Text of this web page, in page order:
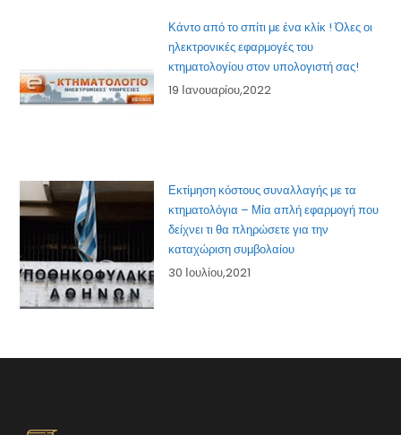
Κάντο από το σπίτι με ένα κλίκ ! Όλες οι
ηλεκτρονικές εφαρμογές του
κτηματολογίου στον υπολογιστή σας!
19 Ιανουαρίου,2022
Εκτίμηση κόστους συναλλαγής με τα
κτηματολόγια – Μία απλή εφαρμογή που
δείχνει τι θα πληρώσετε για την
καταχώριση συμβολαίου
30 Ιουλίου,2021